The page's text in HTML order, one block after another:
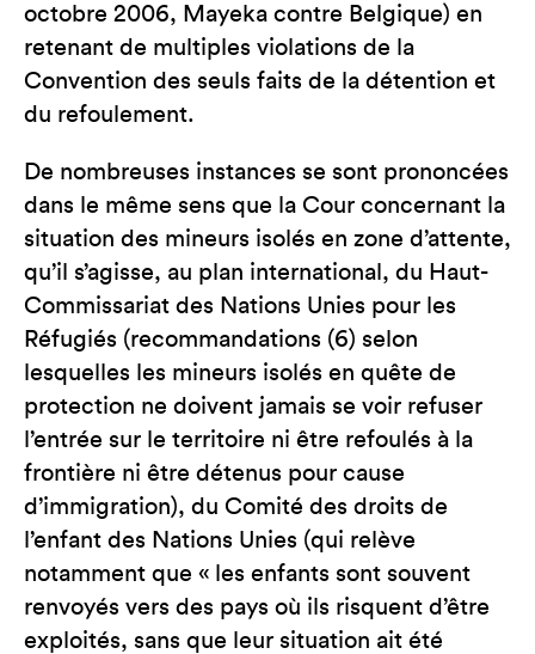
octobre 2006, Mayeka contre Belgique) en
retenant de multiples violations de la
Convention des seuls faits de la détention et
du refoulement.
De nombreuses instances se sont prononcées
dans le même sens que la Cour concernant la
situation des mineurs isolés en zone d’attente,
qu’il s’agisse, au plan international, du Haut-
Commissariat des Nations Unies pour les
Réfugiés (recommandations (6) selon
lesquelles les mineurs isolés en quête de
protection ne doivent jamais se voir refuser
l’entrée sur le territoire ni être refoulés à la
frontière ni être détenus pour cause
d’immigration), du Comité des droits de
l’enfant des Nations Unies (qui relève
notamment que « les enfants sont souvent
renvoyés vers des pays où ils risquent d’être
exploités, sans que leur situation ait été